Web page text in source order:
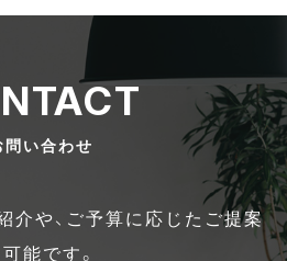
問い合わせ
介や、ご予算に応じたご提案
能です。